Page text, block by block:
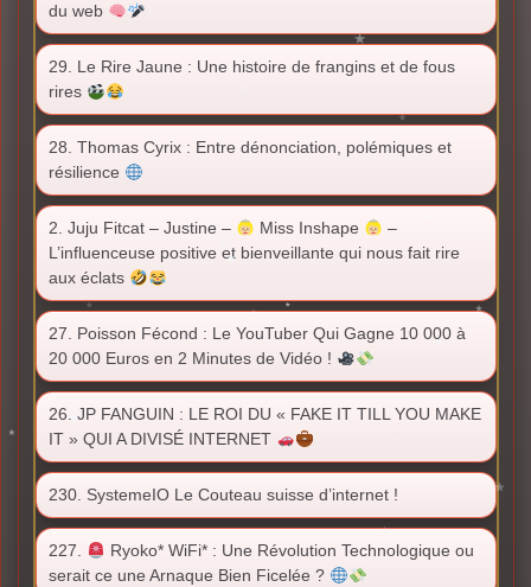
du web
29. Le Rire Jaune : Une histoire de frangins et de fous
rires
28. Thomas Cyrix : Entre dénonciation, polémiques et
résilience
2. Juju Fitcat – Justine – Miss Inshape
–
L’influenceuse positive et bienveillante qui nous fait rire
aux éclats
27. Poisson Fécond : Le YouTuber Qui Gagne 10 000 à
20 000 Euros en 2 Minutes de Vidéo !
26. JP FANGUIN : LE ROI DU « FAKE IT TILL YOU MAKE
IT » QUI A DIVISÉ INTERNET
230. SystemeIO Le Couteau suisse d’internet !
227.
Ryoko* WiFi* : Une Révolution Technologique ou
serait ce une Arnaque Bien Ficelée ?